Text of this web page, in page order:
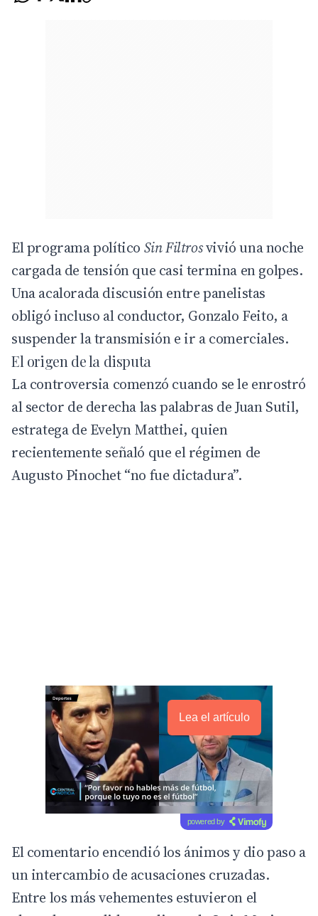
El programa político Sin Filtrosvivió una noche
cargada de tensión que casi termina en golpes.
Una acalorada discusión entre panelistas
obligó incluso al conductor, Gonzalo Feito, a
suspender la transmisión e ir a comerciales.
El origen de la disputa
La controversia comenzó cuando se le enrostró
al sector de derecha las palabras de Juan Sutil,
estratega de Evelyn Matthei, quien
recientemente señaló que el régimen de
Augusto Pinochet “no fue dictadura”.
Lea el artículo
powered by
El comentario encendió los ánimos y dio paso a
un intercambio de acusaciones cruzadas.
Entre los más vehementes estuvieron el